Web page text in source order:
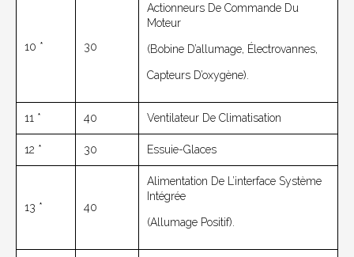
10 * 30
Actionneurs De Commande Du
Moteur
(bobine D’allumage, Électrovannes,
Capteurs D’oxygène).
11 * 40 Ventilateur De Climatisation
12 * 30 Essuie-Glaces
13 * 40
Alimentation De L’interface Système
Intégrée
(allumage Positif).